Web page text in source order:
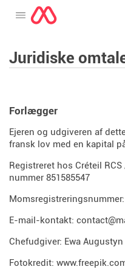
Åbne menuen
Juridiske
Forlægger
Ejeren og udgiveren af
fransk lov med en kapital
Registreret hos Créteil
nummer 851585547
Momsregistreringsnummer:
E-mail-kontakt:
Chefudgiver: Ewa Augustyn
Fotokredit: